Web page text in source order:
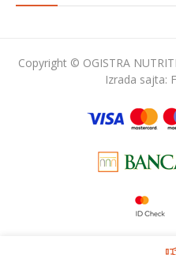
Copyright © OGISTRA
Izrada sajta: